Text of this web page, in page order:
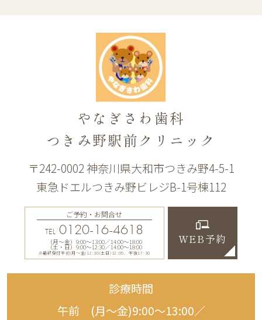
やなぎさわ歯科
つきみ野駅前クリニック
〒242-0002 神奈川県大和市つきみ野4-5-1
東急ドエルつきみ野ビレジB-1号棟112
ご予約・お問合せ
TEL 0120-16-4618
（月〜金）9:00〜13:00／14:00〜18:00
（土・日）9:00〜12:30／14:00〜18:00
※最終受付午前(月～金)12:30(土日)12:00、午後17:30
WEB予約
診療時間
午前 (月〜金)9:00〜13:00／